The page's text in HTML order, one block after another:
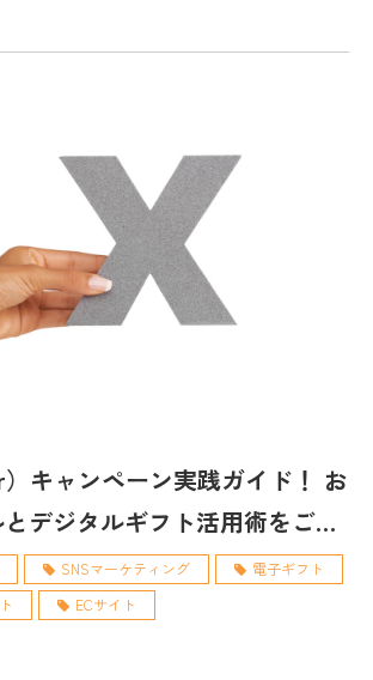
キャンペーン実践ガイド！ お
デジタルギフト活用術をご紹
SNSマーケティング
電子ギフト
ECサイト